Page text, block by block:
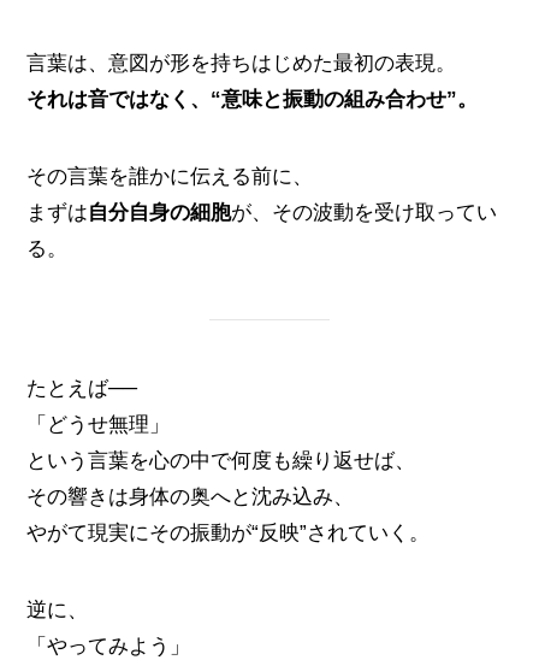
言葉は、意図が形を持ちはじめた最初の表現。
それは音ではなく、“意味と振動の組み合わせ”。
その言葉を誰かに伝える前に、
まずは自分自身の細胞が、その波動を受け取ってい
る。
たとえば──
「どうせ無理」
という言葉を心の中で何度も繰り返せば、
その響きは身体の奥へと沈み込み、
やがて現実にその振動が“反映”されていく。
逆に、
「やってみよう」